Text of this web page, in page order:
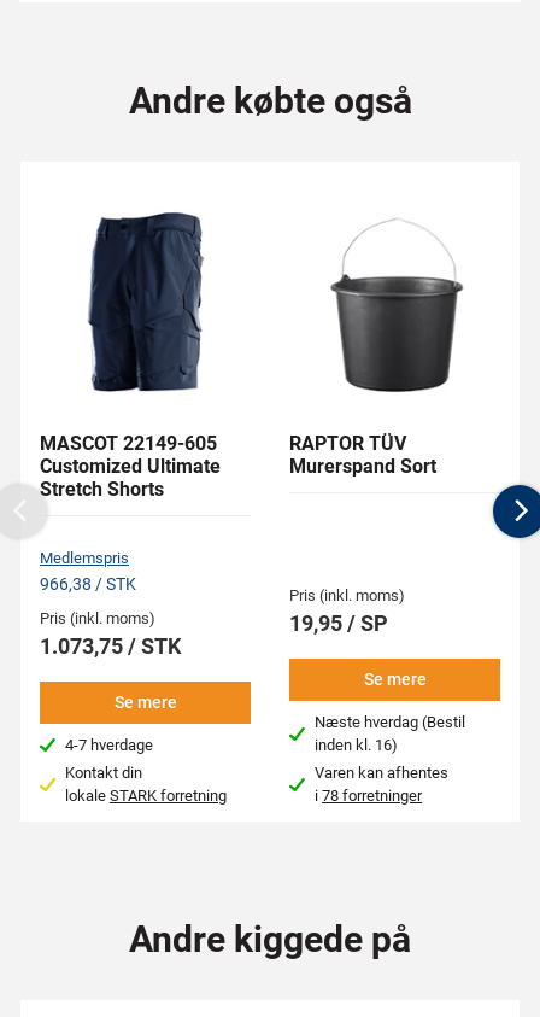
Andre købte også
MASCOT 22149-605
Customized Ultimate
Stretch Shorts
Medlemspris
966,38 / STK
Pris (inkl. moms)
1.073,75 / STK
Se mere
4-7 hverdage
Kontakt din
lokale STARK forretning
RAPTOR TÜV
Murerspand Sort
Pris (inkl. moms)
19,95 / SP
Se mere
Næste hverdag (Bestil
inden kl. 16)
Varen kan afhentes
i78 forretninger
Previous
Andre kiggede på